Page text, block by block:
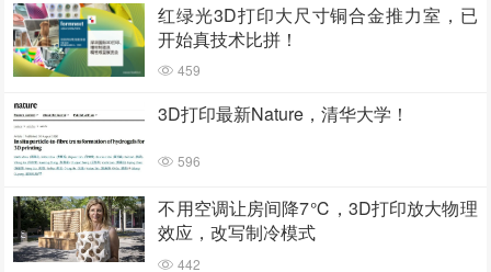
红绿光3D打印大尺寸铜合金推力室，已
开始真技术比拼！
459
3D打印最新Nature，清华大学！
596
不用空调让房间降7℃，3D打印放大物理
效应，改写制冷模式
442